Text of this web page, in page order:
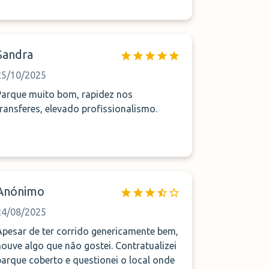
10/2025
muito bom, rapidez nos
elevado profissionalismo.
08/2025
de ter corrido genericamente bem,
algo que não gostei. Contratualizei
coberto e questionei o local onde